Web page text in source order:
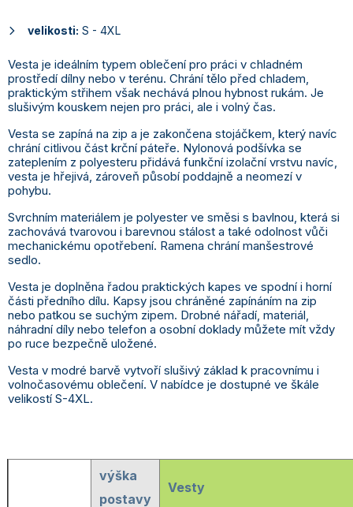
velikosti: S - 4XL
Vesta je ideálním typem oblečení pro práci v chladném
prostředí dílny nebo v terénu. Chrání tělo před chladem,
praktickým střihem však nechává plnou hybnost rukám. Je
slušivým kouskem nejen pro práci, ale i volný čas.
Vesta se zapíná na zip a je zakončena stojáčkem, který navíc
chrání citlivou část krční páteře. Nylonová podšívka se
zateplením z polyesteru přidává funkční izolační vrstvu navíc,
vesta je hřejivá, zároveň působí poddajně a neomezí v
pohybu.
Svrchním materiálem je polyester ve směsi s bavlnou, která si
zachovává tvarovou i barevnou stálost a také odolnost vůči
mechanickému opotřebení. Ramena chrání manšestrové
sedlo.
Vesta je doplněna řadou praktických kapes ve spodní i horní
části předního dílu. Kapsy jsou chráněné zapínáním na zip
nebo patkou se suchým zipem. Drobné nářadí, materiál,
náhradní díly nebo telefon a osobní doklady můžete mít vždy
po ruce bezpečně uložené.
Vesta v modré barvě vytvoří slušivý základ k pracovnímu i
volnočasovému oblečení. V nabídce je dostupné ve škále
velikostí S-4XL.
výška
postavy
Vesty